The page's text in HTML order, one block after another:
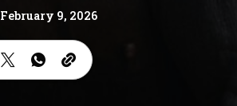
February 9, 2026